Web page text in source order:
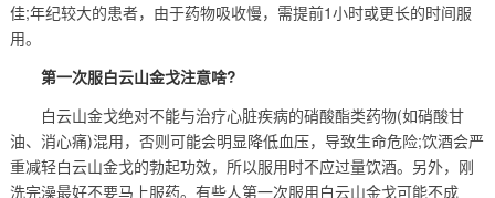
佳;年纪较大的患者，由于药物吸收慢，需提前1小时或更长的时间服
用。
第一次服白云山金戈注意啥?
白云山金戈绝对不能与治疗心脏疾病的硝酸酯类药物(如硝酸甘
油、消心痛)混用，否则可能会明显降低血压，导致生命危险;饮酒会严
重减轻白云山金戈的勃起功效，所以服用时不应过量饮酒。另外，刚
洗完澡最好不要马上服药。有些人第一次服用白云山金戈可能不成